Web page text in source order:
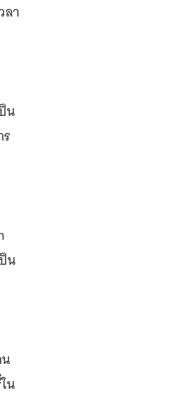
ลา
น
น
น